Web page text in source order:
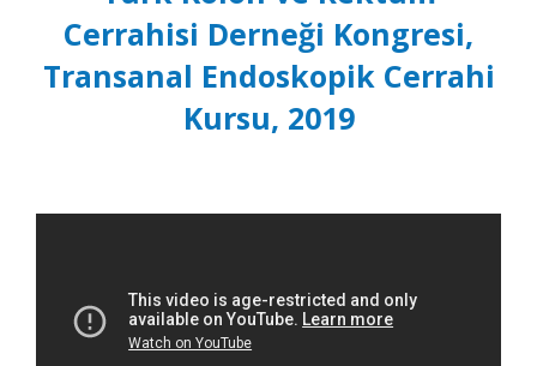
Cerrahisi Derneği Kongresi,
Transanal Endoskopik Cerrahi
Kursu, 2019